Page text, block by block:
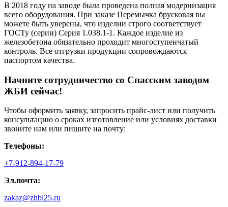
В 2018 году на заводе была проведена полная модернизация
всего оборудования. При заказе Перемычка брусковая вы
можете быть уверены, что изделии строго соответствует
ГОСТу (серии) Серия 1.038.1-1. Каждое изделие из
железобетона обязательно проходит многоступенчатый
контроль. Все отгрузки продукции сопровождаются
паспортом качества.
Начните сотрудничество со Cпасским заводом
ЖБИ сейчас!
Чтобы оформить заявку, запросить прайс-лист или получить
консультацию о сроках изготовление или условиях доставки
звоните нам или пишите на почту:
Телефоны:
+7-912-894-17-79
Эл.почта:
zakaz@zhbi25.ru